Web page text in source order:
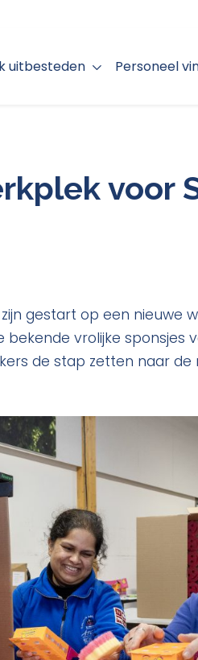
uitbesteden Personeel
voor
gestart op een nieuwe
vrolijke sponsjes
de stap zetten naar de